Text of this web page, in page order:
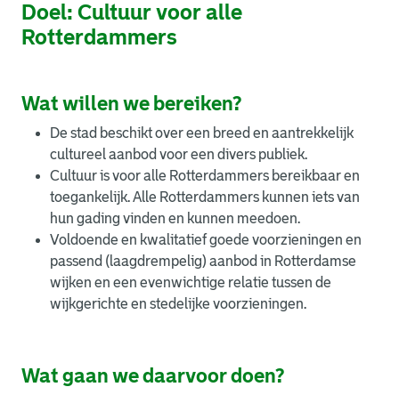
Doel: Cultuur voor alle
Rotterdammers
Wat willen we bereiken?
De stad beschikt over een breed en aantrekkelijk
cultureel aanbod voor een divers publiek.
Cultuur is voor alle Rotterdammers bereikbaar en
toegankelijk. Alle Rotterdammers kunnen iets van
hun gading vinden en kunnen meedoen.
Voldoende en kwalitatief goede voorzieningen en
passend (laagdrempelig) aanbod in Rotterdamse
wijken en een evenwichtige relatie tussen de
wijkgerichte en stedelijke voorzieningen.
Wat gaan we daarvoor doen?